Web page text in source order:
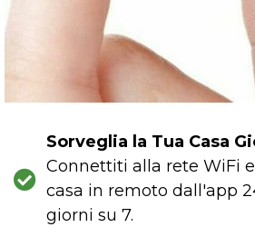
Sorveglia la Tua Casa
Connettiti alla rete WiFi
casa in remoto dall'app
giorni su 7.